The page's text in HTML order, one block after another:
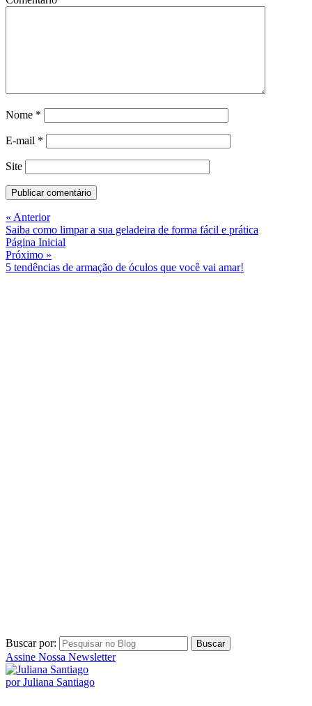
Comentário
Nome
E-mail
Site
« Anterior
Saiba como limpar a sua geladeira de forma fácil e prática
Página Inicial
Próximo »
5 tendências de armação de óculos que você vai amar!
Buscar por:
Assine Nossa Newsletter
por Juliana Santiago